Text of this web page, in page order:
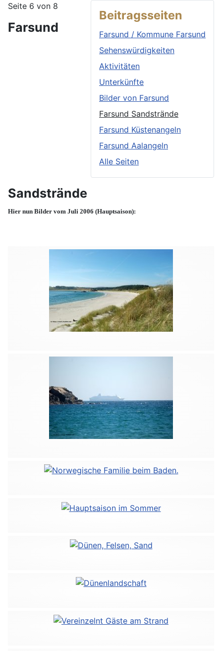
Beitragsseiten
Farsund / Kommune Farsund
Sehenswürdigkeiten
Aktivitäten
Unterkünfte
Bilder von Farsund
Farsund Sandstrände
Farsund Küstenangeln
Farsund Aalangeln
Alle Seiten
Seite 6 von 8
Farsund
Sandstrände
Hier nun Bilder vom Juli 2006 (Hauptsaison):